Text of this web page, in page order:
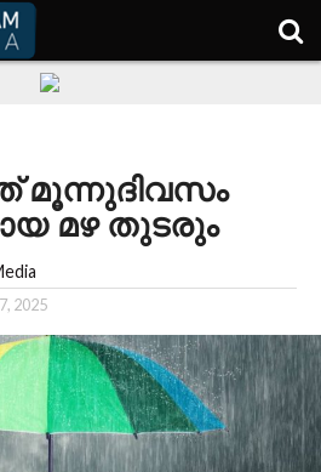
മൂന്നുദിവസം
മഴ തുടരും
2025